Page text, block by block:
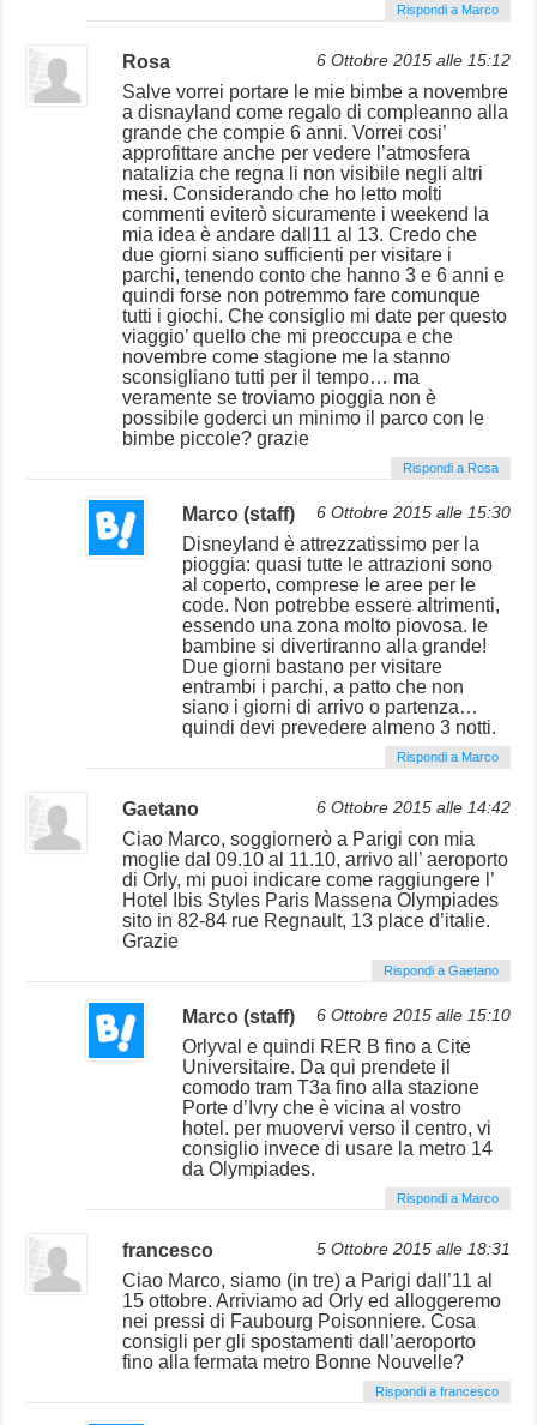
Rispondi a Marco
Rosa 6 Ottobre 2015 alle 15:12
Salve vorrei portare le mie bimbe a novembre
a disnayland come regalo di compleanno alla
grande che compie 6 anni. Vorrei cosi’
approfittare anche per vedere l’atmosfera
natalizia che regna li non visibile negli altri
mesi. Considerando che ho letto molti
commenti eviterò sicuramente i weekend la
mia idea è andare dall11 al 13. Credo che
due giorni siano sufficienti per visitare i
parchi, tenendo conto che hanno 3 e 6 anni e
quindi forse non potremmo fare comunque
tutti i giochi. Che consiglio mi date per questo
viaggio’ quello che mi preoccupa e che
novembre come stagione me la stanno
sconsigliano tutti per il tempo… ma
veramente se troviamo pioggia non è
possibile goderci un minimo il parco con le
bimbe piccole? grazie
Rispondi a Rosa
Marco (staff) 6 Ottobre 2015 alle 15:30
Disneyland è attrezzatissimo per la
pioggia: quasi tutte le attrazioni sono
al coperto, comprese le aree per le
code. Non potrebbe essere altrimenti,
essendo una zona molto piovosa. le
bambine si divertiranno alla grande!
Due giorni bastano per visitare
entrambi i parchi, a patto che non
siano i giorni di arrivo o partenza…
quindi devi prevedere almeno 3 notti.
Rispondi a Marco
Gaetano 6 Ottobre 2015 alle 14:42
Ciao Marco, soggiornerò a Parigi con mia
moglie dal 09.10 al 11.10, arrivo all’ aeroporto
di Orly, mi puoi indicare come raggiungere l’
Hotel Ibis Styles Paris Massena Olympiades
sito in 82-84 rue Regnault, 13 place d’italie.
Grazie
Rispondi a Gaetano
Marco (staff) 6 Ottobre 2015 alle 15:10
Orlyval e quindi RER B fino a Cite
Universitaire. Da qui prendete il
comodo tram T3a fino alla stazione
Porte d’Ivry che è vicina al vostro
hotel. per muovervi verso il centro, vi
consiglio invece di usare la metro 14
da Olympiades.
Rispondi a Marco
francesco 5 Ottobre 2015 alle 18:31
Ciao Marco, siamo (in tre) a Parigi dall’11 al
15 ottobre. Arriviamo ad Orly ed alloggeremo
nei pressi di Faubourg Poisonniere. Cosa
consigli per gli spostamenti dall’aeroporto
fino alla fermata metro Bonne Nouvelle?
Rispondi a francesco